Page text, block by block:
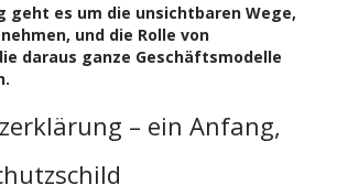
geht es um die unsichtbaren Wege,
und die Rolle von
daraus ganze Geschäftsmodelle
– ein Anfang,